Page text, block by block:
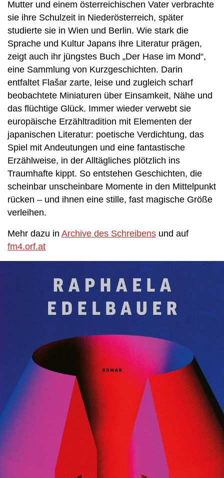
Mutter und einem österreichischen Vater verbrachte
sie ihre Schulzeit in Niederösterreich, später
studierte sie in Wien und Berlin. Wie stark die
Sprache und Kultur Japans ihre Literatur prägen,
zeigt auch ihr jüngstes Buch „Der Hase im Mond“,
eine Sammlung von Kurzgeschichten. Darin
entfaltet Flašar zarte, leise und zugleich scharf
beobachtete Miniaturen über Einsamkeit, Nähe und
das flüchtige Glück. Immer wieder verwebt sie
europäische Erzähltradition mit Elementen der
japanischen Literatur: poetische Verdichtung, das
Spiel mit Andeutungen und eine fantastische
Erzählweise, in der Alltägliches plötzlich ins
Traumhafte kippt. So entstehen Geschichten, die
scheinbar unscheinbare Momente in den Mittelpunkt
rücken – und ihnen eine stille, fast magische Größe
verleihen.
Mehr dazu in Archive des Schreibens und auf
fm4.orf.at